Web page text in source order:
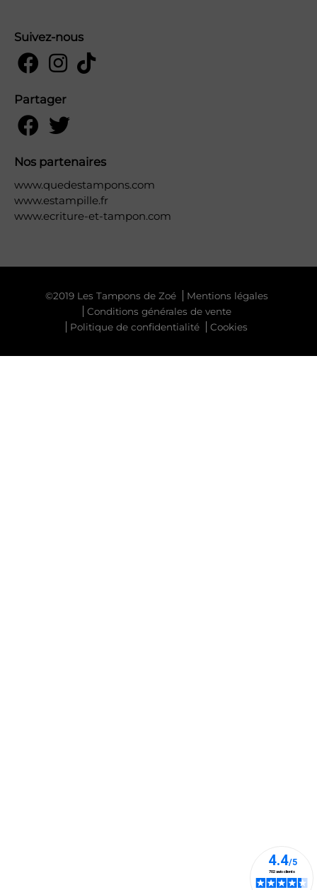
Suivez-nous
Partager
Nos partenaires
www.quedestampons.com
www.estampille.fr
www.ecriture-et-tampon.com
©2019 Les Tampons de Zoé
Mentions légales
Conditions générales de vente
Politique de confidentialité
Cookies